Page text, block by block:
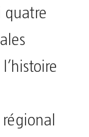
quatre